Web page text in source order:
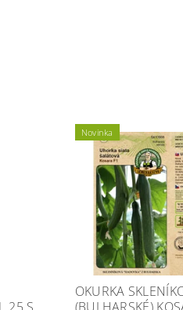
Novinka
OKURKA